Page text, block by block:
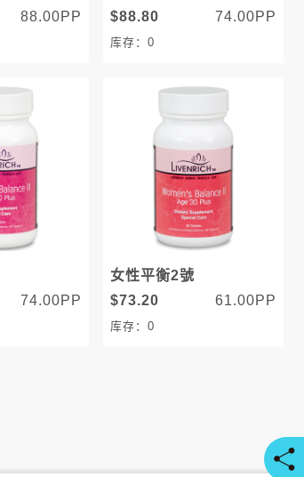
88.00PP
$88.80
74.00PP
库存：0
74.00PP
女性平衡2號
$73.20
61.00PP
库存：0